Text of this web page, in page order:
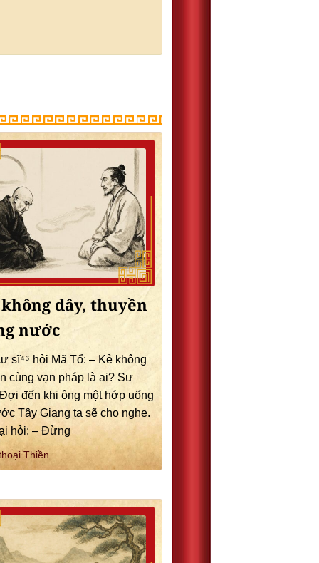
dây, thuyền
nước
sĩ⁴⁶ hỏi Mã Tổ: – Kẻ không
cùng vạn pháp là ai? Sư
đến khi ông một hớp uống
Tây Giang ta sẽ cho nghe.
hỏi: – Đừng
Thiền